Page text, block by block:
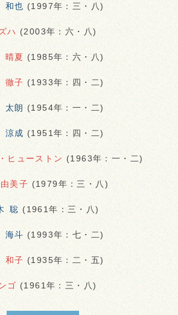
和也 (1997年：三・八)
ハ (2003年：六・八)
晴夏 (1985年：六・八)
徹子 (1933年：四・二)
太朗 (1954年：一・二)
涼成 (1951年：四・二)
ヒューストン (1963年：一・二)
美子 (1979年：三・八)
聡 (1961年：三・八)
海斗 (1993年：七・二)
和子 (1935年：二・五)
ゴ (1961年：三・八)